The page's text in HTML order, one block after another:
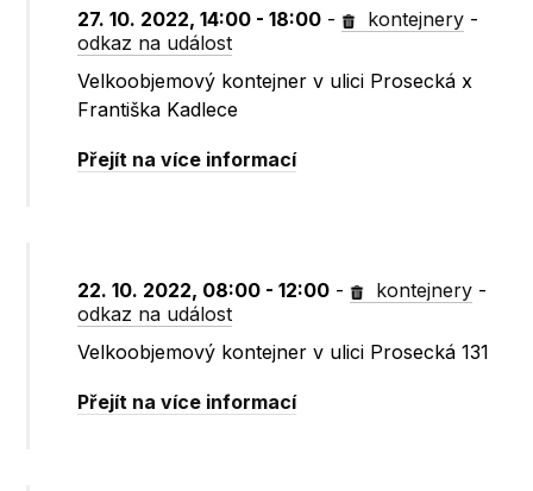
27. 10. 2022, 14:00 - 18:00 - kontejnery -
odkaz na událost
Velkoobjemový kontejner v ulici Prosecká x
Františka Kadlece
Přejít na více informací
22. 10. 2022, 08:00 - 12:00 - kontejnery -
odkaz na událost
Velkoobjemový kontejner v ulici Prosecká 131
Přejít na více informací